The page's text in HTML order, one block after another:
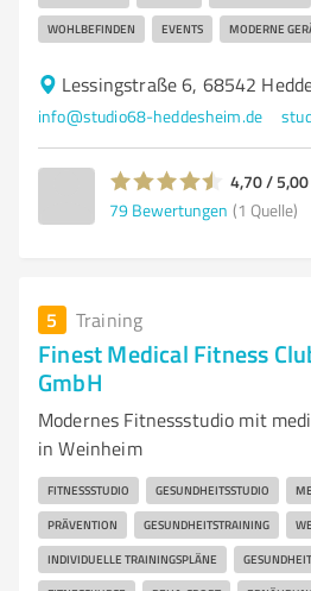
WOHLBEFINDEN EVENTS MODERNE
Lessingstraße 6, 68542
info@studio68-heddesheim.de
4,70 / 5,00
79 Bewertungen (1 Quelle)
5 Training
Finest Medical Fitness
GmbH
Modernes Fitnessstudio mit
in Weinheim
FITNESSSTUDIO GESUNDHEITSSTUDIO
PRÄVENTION GESUNDHEITSTRAINING
INDIVIDUELLE TRAININGSPLÄNE